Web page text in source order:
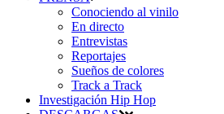
Conociendo al vinilo
En directo
Entrevistas
Reportajes
Sueños de colores
Track a Track
Investigación Hip Hop